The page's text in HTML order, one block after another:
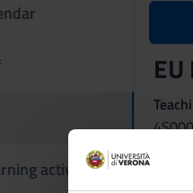
activities
The